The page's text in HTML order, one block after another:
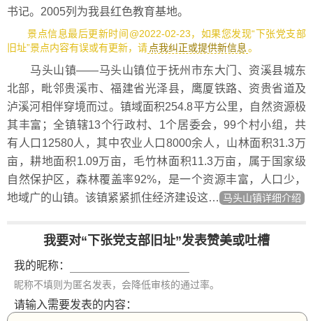
书记。2005列为我县红色教育基地。
景点信息最后更新时间@2022-02-23，如果您发现“下张党支部
旧址”景点内容有误或有更新，请 点我纠正或提供新信息。
马头山镇——马头山镇位于抚州市东大门、资溪县城东
北部，毗邻贵溪市、福建省光泽县，鹰厦铁路、资贵省道及
泸溪河相伴穿境而过。镇域面积254.8平方公里，自然资源极
其丰富；全镇辖13个行政村、1个居委会，99个村小组，共
有人口12580人，其中农业人口8000余人，山林面积31.3万
亩，耕地面积1.09万亩，毛竹林面积11.3万亩，属于国家级
自然保护区，森林覆盖率92%，是一个资源丰富，人口少，
地域广的山镇。该镇紧紧抓住经济建设这… 马头山镇详细介绍
我要对“下张党支部旧址”发表赞美或吐槽
我的昵称：
昵称不填则为匿名发表，会降低审核的通过率。
请输入需要发表的内容：